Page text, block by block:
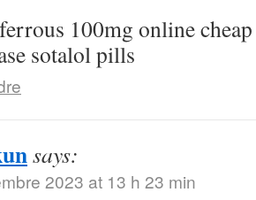
100mg online
sotalol pills
says:
2023 at 13 h 23 min